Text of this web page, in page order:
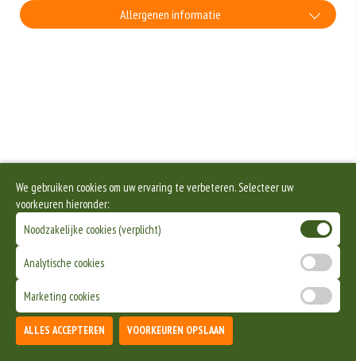
Allergenen informatie
We gebruiken cookies om uw ervaring te verbeteren. Selecteer uw
voorkeuren hieronder:
Noodzakelijke cookies (verplicht)
Analytische cookies
Marketing cookies
ALLES ACCEPTEREN VOORKEUREN OPSLAAN